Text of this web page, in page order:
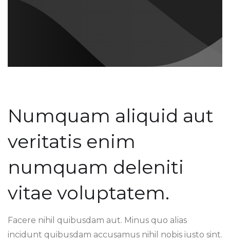
Numquam aliquid aut
veritatis enim
numquam deleniti
vitae voluptatem.
Facere nihil quibusdam aut. Minus quo alias
incidunt quibusdam accusamus nihil nobis iusto sint.